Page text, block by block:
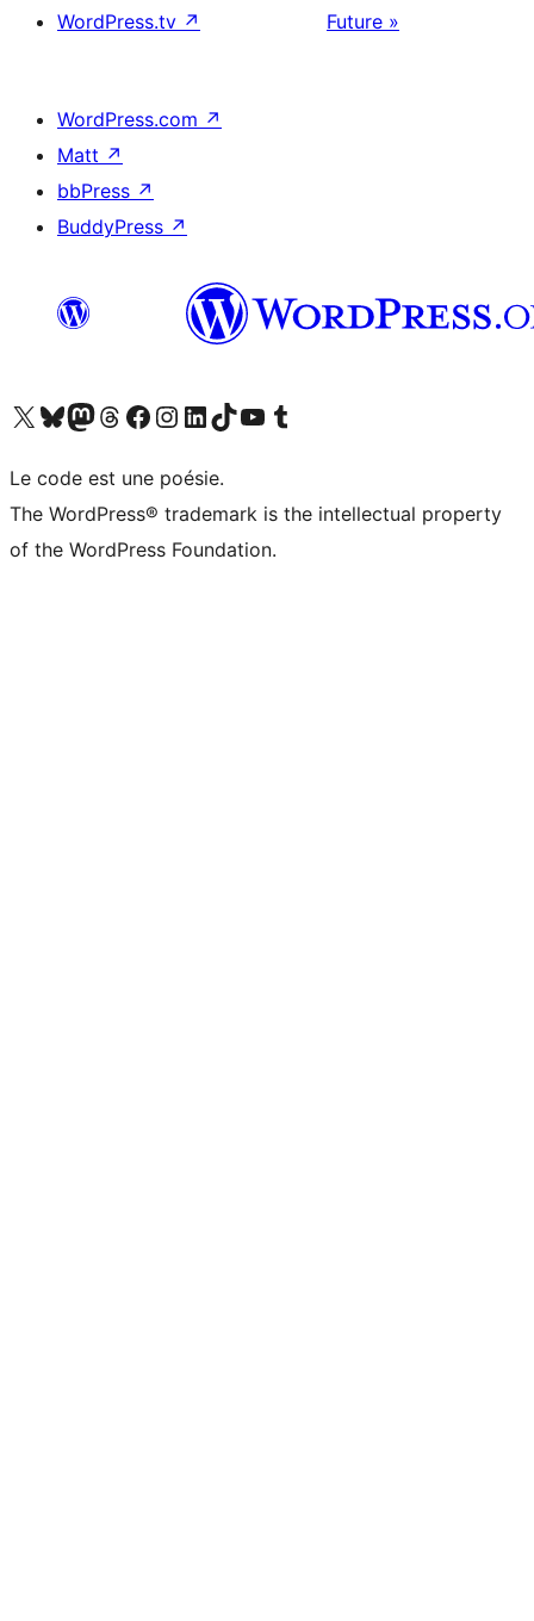
WordPress.tv ↗
Future »
WordPress.com ↗
Matt ↗
bbPress ↗
BuddyPress ↗
Visitez notre compte X (précédemment Twitter)
Visiter notre compte Bluesky
Visiter notre compte Mastodon
Visiter notre compte Threads
Consulter notre compte Facebook
Consulter notre compte Instagram
Consulter notre compte LinkedIn
Visiter notre compte TokTok
Visiter notre chaîne YouTube
Visiter notre compte Tumblr
Le code est une poésie.
The WordPress® trademark is the intellectual property
of the WordPress Foundation.